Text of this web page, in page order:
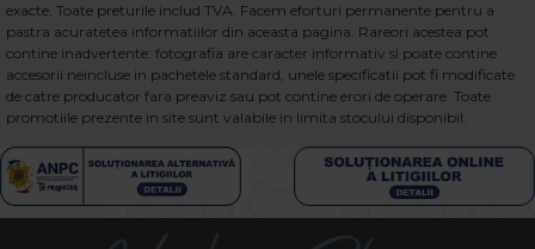
exacte. Toate preturile includ TVA. Facem eforturi permanente pentru a
pastra acuratetea informatiilor din aceasta pagina. Rareori acestea pot
contine inadvertente: fotografia are caracter informativ si poate contine
accesorii neincluse in pachetele standard, unele specificatii pot fi modificate
de catre producator fara preaviz sau pot contine erori de operare. Toate
promotiile prezente in site sunt valabile in limita stocului disponibil.